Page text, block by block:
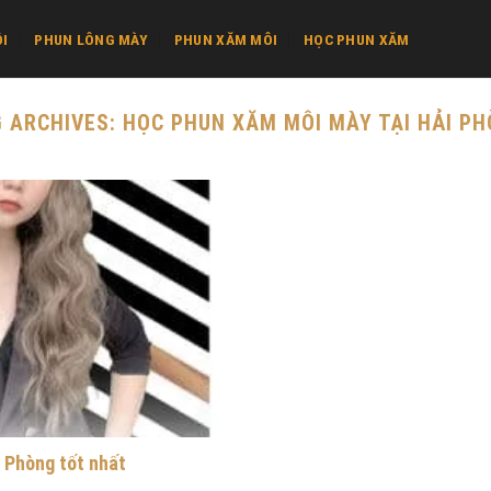
PHUN LÔNG MÀY PHUN XĂM MÔI HỌC PHUN XĂM
ARCHIVES: HỌC PHUN XĂM MÔI MÀY TẠI HẢI
Phòng tốt nhất